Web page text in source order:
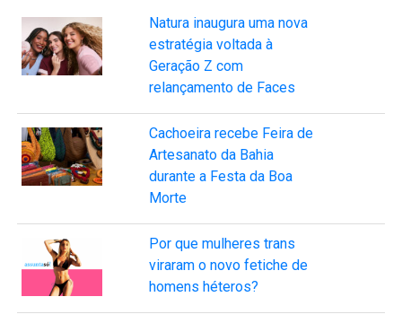
Natura inaugura uma nova
estratégia voltada à
Geração Z com
relançamento de Faces
Cachoeira recebe Feira de
Artesanato da Bahia
durante a Festa da Boa
Morte
Por que mulheres trans
viraram o novo fetiche de
homens héteros?